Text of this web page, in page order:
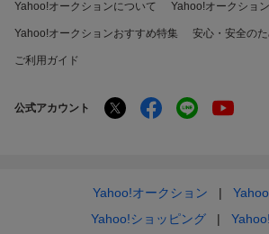
Yahoo!オークションについて Yahoo!オークショ
Yahoo!オークションおすすめ特集 安心・安全の
ご利用ガイド
公式アカウント
Yahoo!オークション
Yahoo!ショッピング